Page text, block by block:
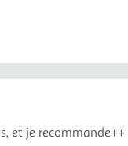
et je recommande++